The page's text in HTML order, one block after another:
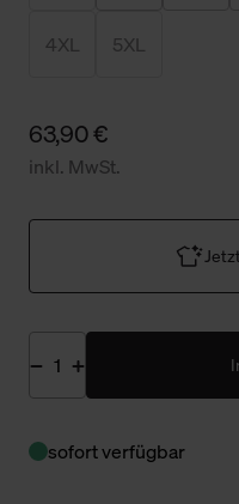
4XL 5XL
63,90 €
inkl. MwSt.
sofort verfügbar